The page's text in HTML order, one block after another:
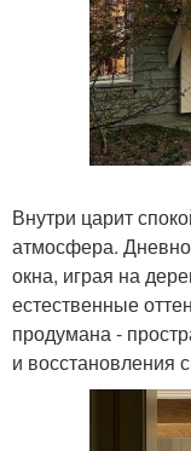
Внутри царит
атмосфера.
окна, играя на
естественные
продумана -
и восстановления